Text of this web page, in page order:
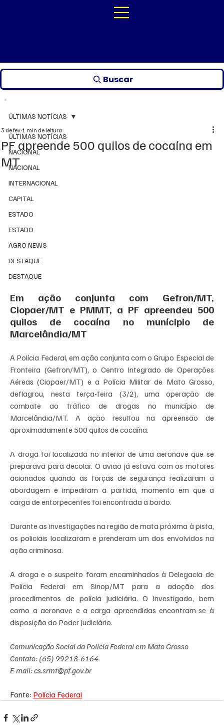
Buscar
ÚLTIMAS NOTÍCIAS
NACIONAL
NACIONAL
INTERNACIONAL
CAPITAL
ESTADO
ESTADO
AGRO NEWS
DESTAQUE
DESTAQUE
ÚLTIMAS NOTÍCIAS
PF apreende 500 quilos de cocaína em
MT
3 de fev.1 min de leitura
Em ação conjunta com Gefron/MT,
Ciopaer/MT e PMMT, a PF apreendeu 500
quilos de cocaína no munícipio de
Marcelândia/MT
A Polícia Federal, em ação conjunta com o Grupo Especial de
Fronteira (Gefron/MT), o Centro Integrado de Operações
Aéreas (Ciopaer/MT) e a Polícia Militar de Mato Grosso,
deflagrou, nesta terça-feira (3/2), uma operação de
combate ao tráfico de drogas no município de
Marcelândia/MT. A ação resultou na apreensão de
aproximadamente 500 quilos de cocaína.
A droga foi localizada no interior de uma aeronave que se
preparava para decolar. O avião já estava com os motores
acionados quando as forças de segurança realizaram a
abordagem e impediram a partida, momento em que a
carga de entorpecentes foi encontrada a bordo.
Durante as investigações na região de mata próxima à pista,
os policiais localizaram e prenderam um dos envolvidos na
ação criminosa.
A droga e o suspeito foram encaminhados à Delegacia de
Polícia Federal em Sinop/MT para a adoção dos
procedimentos de polícia judiciária. O investigado, bem
como a aeronave e a carga apreendidas encontram-se à
disposição do Poder Judiciário.
Comunicação Social da Polícia Federal em Mato Grosso
Contato: (65) 99218-6164
E-mail: cs.srmt@pf.gov.br
Fonte: Polícia Federal